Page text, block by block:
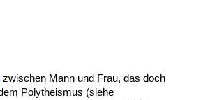
zwischen Mann und Frau, das doch
Polytheismus (siehe